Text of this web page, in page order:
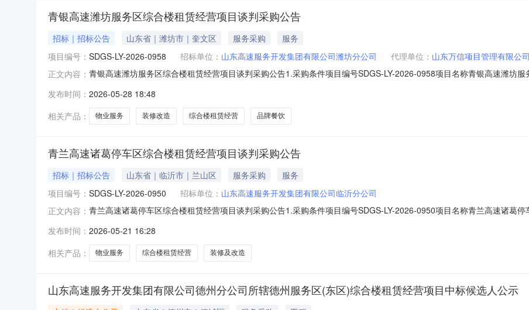
青银高速潍坊服务区综合楼租赁经营项目谈判采购公告
招标｜招标公告 山东省｜潍坊市｜奎文区 服务采购
服务
项目编号： SDGS-LY-2026-0958 招标单位： 山东高速服务开发集团有限公司潍坊分公司 代理单位： 山东万信项目管理有限公司
正文内容： 青银高速潍坊服务区综合楼租赁经营项目谈判采购公告1.采购条件项目编号SDGS-LY-2026-0958项目名称青银高速潍坊
价格法资格审查方法合格制报价形式单信封租赁期限5年（含装修改造试运营期）资金来源及出资比例其他2.项目概况与
处，服务区总占地
发布时间： 2026-05-28 18:48
相关产品：
物业服务 装修改造 综合楼租赁经营 品牌餐饮
青兰高速诸葛停车区综合楼租赁经营项目谈判采购公告
招标｜招标公告 山东省｜临沂市｜兰山区 服务采购
服务
项目编号： SDGS-LY-2026-0950 招标单位： 山东高速服务开发集团有限公司临沂分公司
正文内容： 青兰高速诸葛停车区综合楼租赁经营项目谈判采购公告1.采购条件项目编号SDGS-LY-2026-0950项目名称青兰高速诸葛
单信封租赁期限3年，装修改造试运营期15日历日资金来源及出资比例其他2.项目概况与采购范围2.1项目概况诸葛停车区
积1475
发布时间： 2026-05-21 16:28
相关产品：
物业服务 综合楼租赁经营 装修及改造
山东高速服务开发集团有限公司德州分公司所辖德州服务区(东区)综合楼租赁经营项目中标候选人公示